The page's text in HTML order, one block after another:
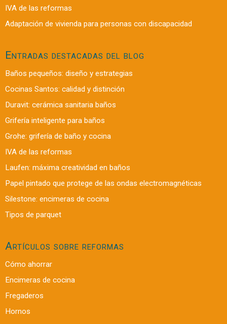
IVA de las reformas
Adaptación de vivienda para personas con discapacidad
Entradas destacadas del blog
Baños pequeños: diseño y estrategias
Cocinas Santos: calidad y distinción
Duravit: cerámica sanitaria baños
Grifería inteligente para baños
Grohe: grifería de baño y cocina
IVA de las reformas
Laufen: máxima creatividad en baños
Papel pintado que protege de las ondas electromagnéticas
Silestone: encimeras de cocina
Tipos de parquet
Artículos sobre reformas
Cómo ahorrar
Encimeras de cocina
Fregaderos
Hornos